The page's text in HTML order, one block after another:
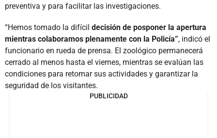
preventiva y para facilitar las investigaciones.
“Hemos tomado la difícil decisión de posponer la apertura
mientras colaboramos plenamente con la Policía”, indicó el
funcionario en rueda de prensa. El zoológico permanecerá
cerrado al menos hasta el viernes, mientras se evalúan las
condiciones para retomar sus actividades y garantizar la
seguridad de los visitantes.
PUBLICIDAD